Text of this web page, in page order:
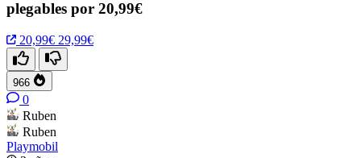
plegables por 20,99€
20,99€ 29,99€
966
0
Ruben
Ruben
Playmobil